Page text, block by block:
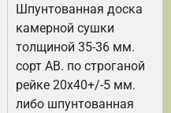
Шпунтованная доска
камерной сушки
толщиной 35-36 мм.
сорт АВ. по строганой
рейке 20х40+/-5 мм.
либо шпунтованная